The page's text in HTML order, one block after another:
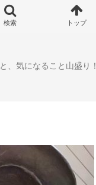
、気になること山盛り！